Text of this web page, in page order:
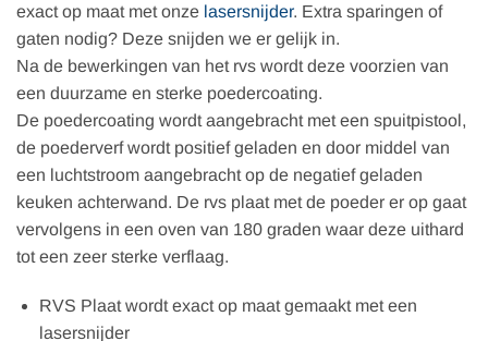
exact op maat met onze lasersnijder. Extra sparingen of
gaten nodig? Deze snijden we er gelijk in.
Na de bewerkingen van het rvs wordt deze voorzien van
een duurzame en sterke poedercoating.
De poedercoating wordt aangebracht met een spuitpistool,
de poederverf wordt positief geladen en door middel van
een luchtstroom aangebracht op de negatief geladen
keuken achterwand. De rvs plaat met de poeder er op gaat
vervolgens in een oven van 180 graden waar deze uithard
tot een zeer sterke verflaag.
RVS Plaat wordt exact op maat gemaakt met een
lasersnijder